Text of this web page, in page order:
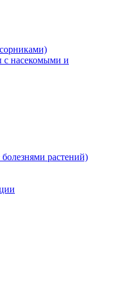
с насекомыми и
растений)